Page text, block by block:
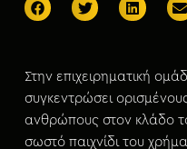
Στην επιχειρηματική
συγκεντρώσει
ανθρώπους στον κλάδο
σωστό παιχνίδι του